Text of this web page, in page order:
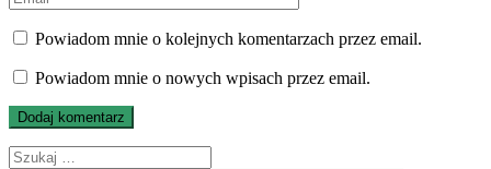
Powiadom mnie o kolejnych komentarzach przez email.
Powiadom mnie o nowych wpisach przez email.